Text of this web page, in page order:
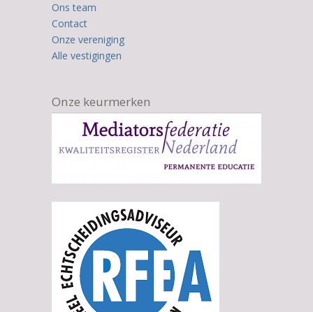
Ons team
Contact
Onze vereniging
Alle vestigingen
Onze keurmerken